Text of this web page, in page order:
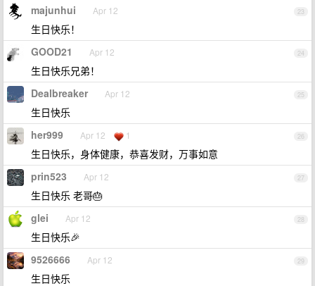
23
majunhui Apr 12
生日快乐！
24
GOOD21 Apr 12
生日快乐兄弟！
25
Dealbreaker Apr 12
生日快乐
26
her999 Apr 12 1
生日快乐，身体健康，恭喜发财，万事如意
27
prin523 Apr 12
生日快乐 老哥🎂
28
glei Apr 12
生日快乐🎉
29
9526666 Apr 12
生日快乐